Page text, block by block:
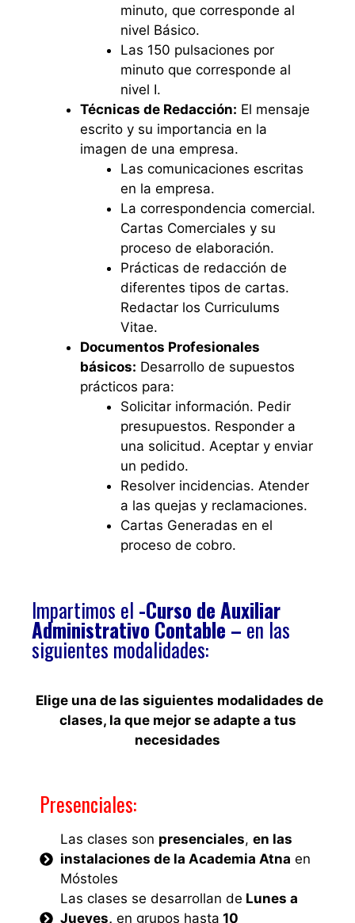
minuto, que corresponde al
nivel Básico.
Las 150 pulsaciones por
minuto que corresponde al
nivel I.
Técnicas de Redacción: El mensaje
escrito y su importancia en la
imagen de una empresa.
Las comunicaciones escritas
en la empresa.
La correspondencia comercial.
Cartas Comerciales y su
proceso de elaboración.
Prácticas de redacción de
diferentes tipos de cartas.
Redactar los Curriculums
Vitae.
Documentos Profesionales
básicos: Desarrollo de supuestos
prácticos para:
Solicitar información. Pedir
presupuestos. Responder a
una solicitud. Aceptar y enviar
un pedido.
Resolver incidencias. Atender
a las quejas y reclamaciones.
Cartas Generadas en el
proceso de cobro.
Impartimos el -Curso de Auxiliar
Administrativo Contable – en las
siguientes modalidades:
Elige una de las siguientes modalidades de
clases, la que mejor se adapte a tus
necesidades
Presenciales:
Las clases son presenciales,en las
instalaciones de la Academia Atna en
Móstoles
Las clases se desarrollan de Lunes a
Jueves, en grupos hasta 10